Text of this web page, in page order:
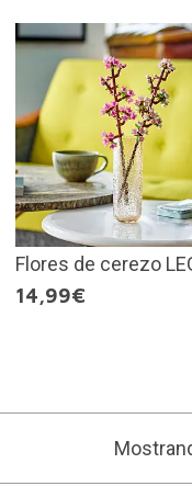
Flores de cerezo
14,99€